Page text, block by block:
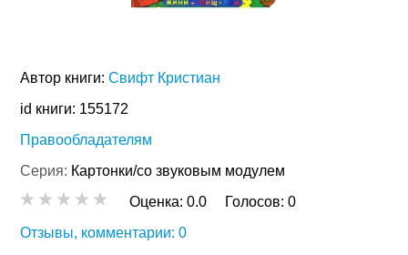
Автор книги:Свифт Кристиан
id книги: 155172
Правообладателям
Серия: Картонки/со звуковым модулем
Оценка:0.0 Голосов:0
Отзывы, комментарии: 0